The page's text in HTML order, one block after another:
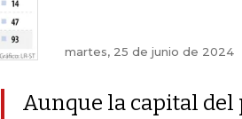
martes, 25 de junio de 2024
Aunque la capital del